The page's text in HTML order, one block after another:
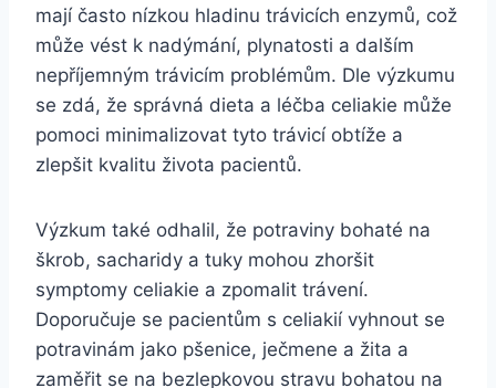
mají často nízkou hladinu trávicích enzymů, což
může vést k nadýmání, plynatosti a dalším
nepříjemným trávicím problémům. Dle výzkumu
se zdá, že správná dieta a léčba celiakie může
pomoci minimalizovat tyto trávicí obtíže a
zlepšit kvalitu života pacientů.
Výzkum také odhalil, že potraviny bohaté na
škrob, sacharidy a tuky mohou zhoršit
symptomy celiakie a zpomalit trávení.
Doporučuje se pacientům s celiakií vyhnout se
potravinám jako pšenice, ječmene a žita a
zaměřit se na bezlepkovou stravu bohatou na